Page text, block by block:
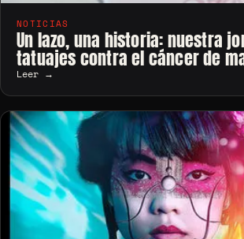
NOTICIAS
Un lazo, una historia: nuestra
tatuajes contra el cáncer de
Leer →